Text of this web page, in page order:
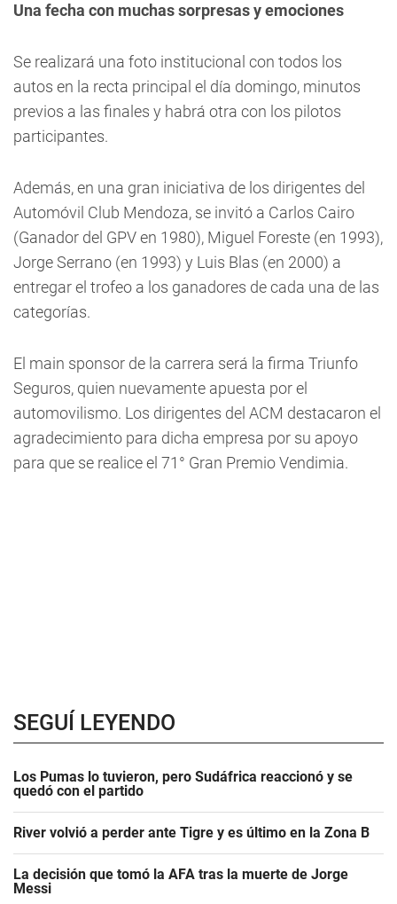
Una fecha con muchas sorpresas y emociones
Se realizará una foto institucional con todos los
autos en la recta principal el día domingo, minutos
previos a las finales y habrá otra con los pilotos
participantes.
Además, en una gran iniciativa de los dirigentes del
Automóvil Club Mendoza, se invitó a Carlos Cairo
(Ganador del GPV en 1980), Miguel Foreste (en 1993),
Jorge Serrano (en 1993) y Luis Blas (en 2000) a
entregar el trofeo a los ganadores de cada una de las
categorías.
El main sponsor de la carrera será la firma Triunfo
Seguros, quien nuevamente apuesta por el
automovilismo. Los dirigentes del ACM destacaron el
agradecimiento para dicha empresa por su apoyo
para que se realice el 71° Gran Premio Vendimia.
SEGUÍ LEYENDO
Los Pumas lo tuvieron, pero Sudáfrica reaccionó y se
quedó con el partido
River volvió a perder ante Tigre y es último en la Zona B
La decisión que tomó la AFA tras la muerte de Jorge
Messi